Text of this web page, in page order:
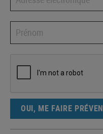
OUI, ME FAIRE